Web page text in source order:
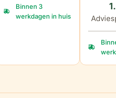
Binnen 3
werkdagen in huis